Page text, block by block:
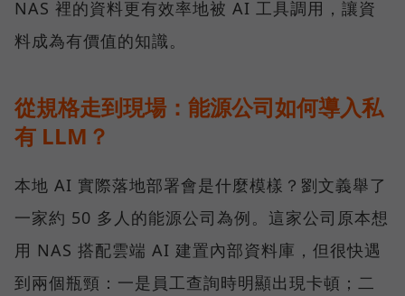
NAS 裡的資料更有效率地被 AI 工具調用，讓資
料成為有價值的知識。
從規格走到現場：能源公司如何導入私
有 LLM？
本地 AI 實際落地部署會是什麼模樣？劉文義舉了
一家約 50 多人的能源公司為例。這家公司原本想
用 NAS 搭配雲端 AI 建置內部資料庫，但很快遇
到兩個瓶頸：一是員工查詢時明顯出現卡頓；二